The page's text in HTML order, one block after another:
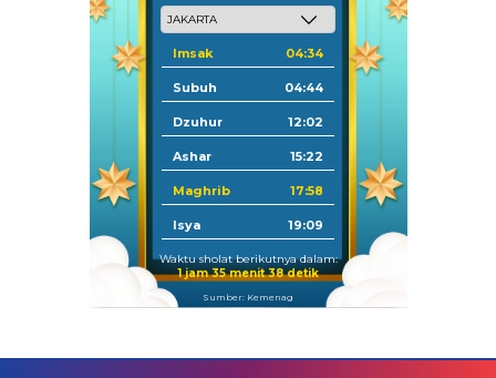
Imsak 04:34
Subuh 04:44
Dzuhur 12:02
Ashar 15:22
Maghrib 17:58
Isya 19:09
Waktu sholat berikutnya dalam:
1 jam 35 menit 38 detik
Sumber: Kemenag